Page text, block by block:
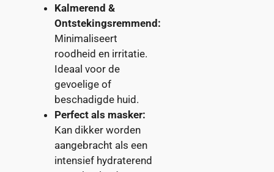
Kalmerend &
Ontstekingsremmend:
Minimaliseert
roodheid en irritatie.
Ideaal voor de
gevoelige of
beschadigde huid.
Perfect als masker:
Kan dikker worden
aangebracht als een
intensief hydraterend